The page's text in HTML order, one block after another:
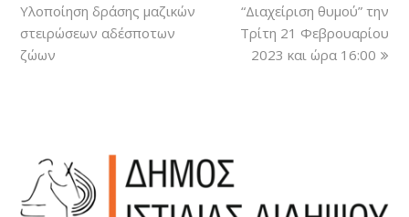
Υλοποίηση δράσης μαζικών
στειρώσεων αδέσποτων
ζώων
“Διαχείριση θυμού” την
Τρίτη 21 Φεβρουαρίου
2023 και ώρα 16:00